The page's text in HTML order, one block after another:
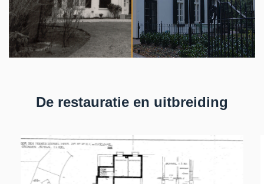
De restauratie en uitbreiding